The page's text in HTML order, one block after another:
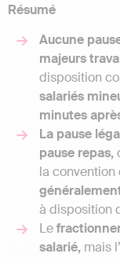
Résumé
Aucune
majeurs
disposition
salariés
minutes
La pause
pause repas,
la
à disposition
Le
salarié, mais